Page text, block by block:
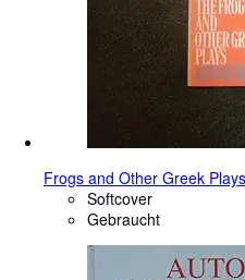
Frogs and Other Greek
Softcover
Gebraucht